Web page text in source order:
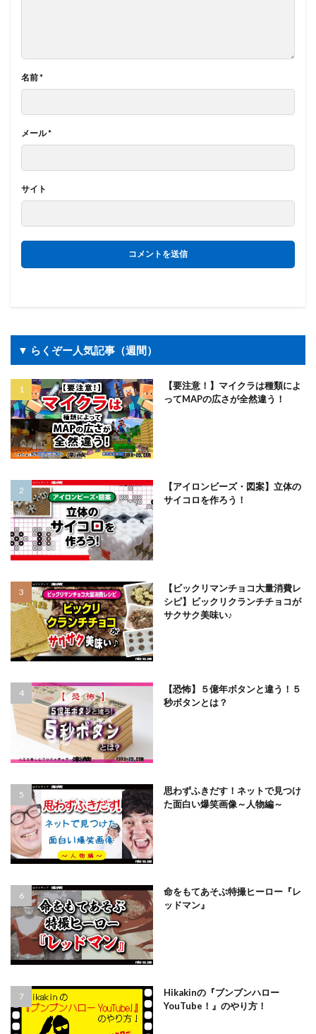
名前*
メール*
サイト
▼ らくぞー人気記事（週間）
【要注意！】マイクラは種類によ
ってMAPの広さが全然違う！
【アイロンビーズ・図案】立体の
サイコロを作ろう！
【ビックリマンチョコ大量消費レ
シピ】ビックリクランチチョコが
サクサク美味い♪
【恐怖】５億年ボタンと違う！５
秒ボタンとは？
思わずふきだす！ネットで見つけ
た面白い爆笑画像～人物編～
命をもてあそぶ特撮ヒーロー『レ
ッドマン』
Hikakinの『ブンブンハロー
YouTube！』のやり方！